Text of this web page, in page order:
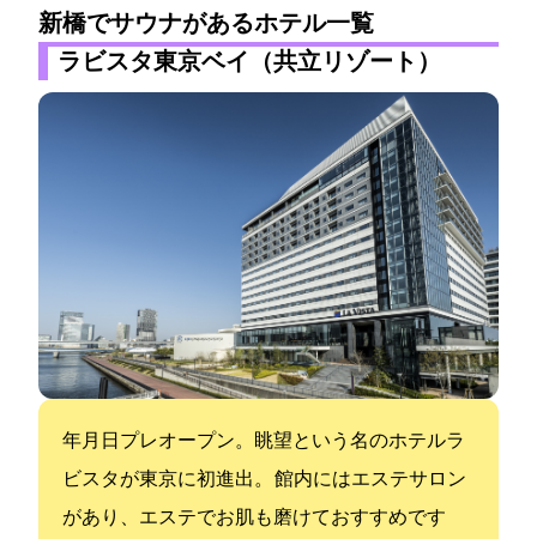
新橋でサウナがあるホテル一覧
ラビスタ東京ベイ（共立リゾート）
2022年4月15日プレオープン。眺望という名のホテル”ラ
ビスタ”が東京に初進出。 館内にはエステサロン
があり、エステでお肌も磨けておすすめです